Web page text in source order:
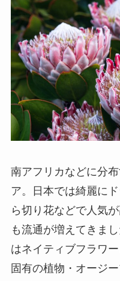
南アフリカなどに分
ア。日本では綺麗に
ら切り花などで人気
も流通が増えてきま
はネイティブフラワ
固有の植物・オージ